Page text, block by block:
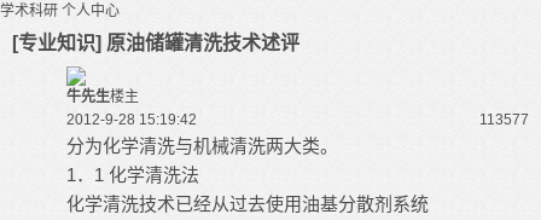
学术科研 个人中心
[专业知识] 原油储罐清洗技术述评
牛先生楼主
2012-9-28 15:19:42
113577
分为化学清洗与机械清洗两大类。
1．1 化学清洗法
化学清洗技术已经从过去使用油基分散剂系统